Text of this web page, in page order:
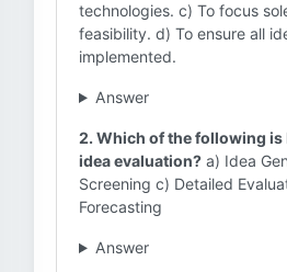
technologies. c) To focus
feasibility. d) To ensure all
implemented.
Answer
2. Which of the following is
idea evaluation? a) Idea
Screening c) Detailed
Forecasting
Answer